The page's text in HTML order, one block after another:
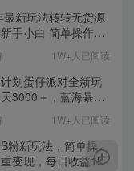
最新玩法转转无货源
手小白 简单操作，
1W+人已阅读
划蛋仔派对全新玩
3000＋，蓝海暴力
1W+人已阅读
粉新玩法，简单操
变现，每日收益1k